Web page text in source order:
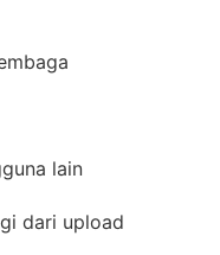
lain
dari upload